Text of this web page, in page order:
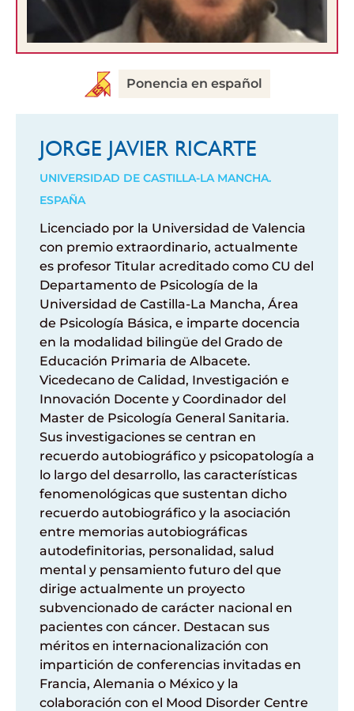
Ponencia en español
JORGE JAVIER RICARTE
UNIVERSIDAD DE CASTILLA-LA MANCHA.
ESPAÑA
Licenciado por la Universidad de Valencia
con premio extraordinario, actualmente
es profesor Titular acreditado como CU del
Departamento de Psicología de la
Universidad de Castilla-La Mancha, Área
de Psicología Básica, e imparte docencia
en la modalidad bilingüe del Grado de
Educación Primaria de Albacete.
Vicedecano de Calidad, Investigación e
Innovación Docente y Coordinador del
Master de Psicología General Sanitaria.
Sus investigaciones se centran en
recuerdo autobiográfico y psicopatología a
lo largo del desarrollo, las características
fenomenológicas que sustentan dicho
recuerdo autobiográfico y la asociación
entre memorias autobiográficas
autodefinitorias, personalidad, salud
mental y pensamiento futuro del que
dirige actualmente un proyecto
subvencionado de carácter nacional en
pacientes con cáncer. Destacan sus
méritos en internacionalización con
impartición de conferencias invitadas en
Francia, Alemania o México y la
colaboración con el Mood Disorder Centre